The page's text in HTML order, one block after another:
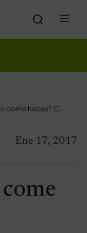
¿Por qué mi perro come heces? Causas y recomendaciones
Ene 17, 2017